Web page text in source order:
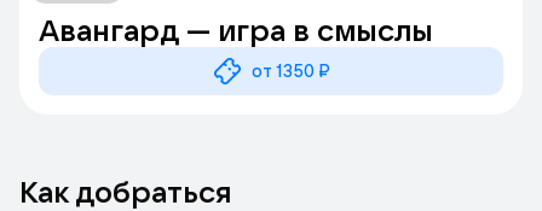
Авангард — игра в смыслы
от 1350 ₽
Как добраться